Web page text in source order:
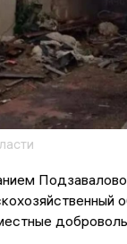
Подзавалово